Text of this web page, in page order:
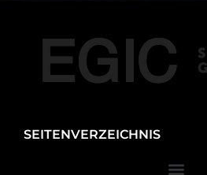
SEITENVERZEICHNIS